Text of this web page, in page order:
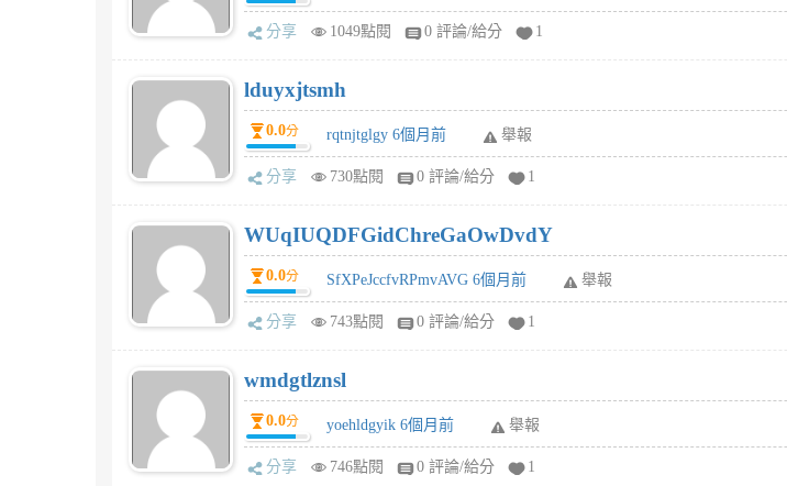
分享 1049點閱 0 評論/給分 1
lduyxjtsmh
0.0分 rqtnjtglgy 6個月前 舉報
分享 730點閱 0 評論/給分 1
WUqIUQDFGidChreGaOwDvdY
0.0分 SfXPeJccfvRPmvAVG 6個月前 舉報
分享 743點閱 0 評論/給分 1
wmdgtlznsl
0.0分 yoehldgyik 6個月前 舉報
分享 746點閱 0 評論/給分 1